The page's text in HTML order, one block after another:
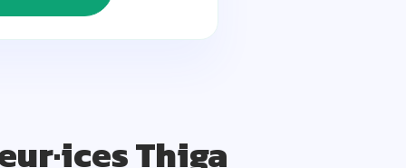
Thiga